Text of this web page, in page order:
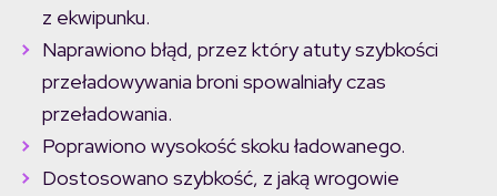
z ekwipunku.
Naprawiono błąd, przez który atuty szybkości
przeładowywania broni spowalniały czas
przeładowania.
Poprawiono wysokość skoku ładowanego.
Dostosowano szybkość, z jaką wrogowie